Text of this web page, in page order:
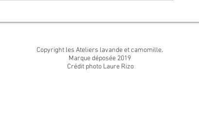
Copyright les Ateliers lavande et camomille.
Marque déposée 2019
Crédit photo Laure Rizo